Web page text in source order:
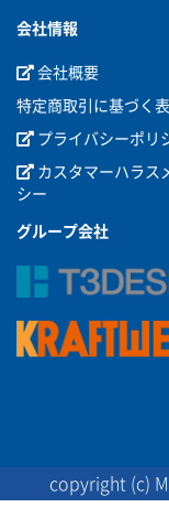
会社情報
会社概要
特定商取引に基づく
プライバシーポリ
カスタマーハラス
シー
グループ会社
copyright (c)